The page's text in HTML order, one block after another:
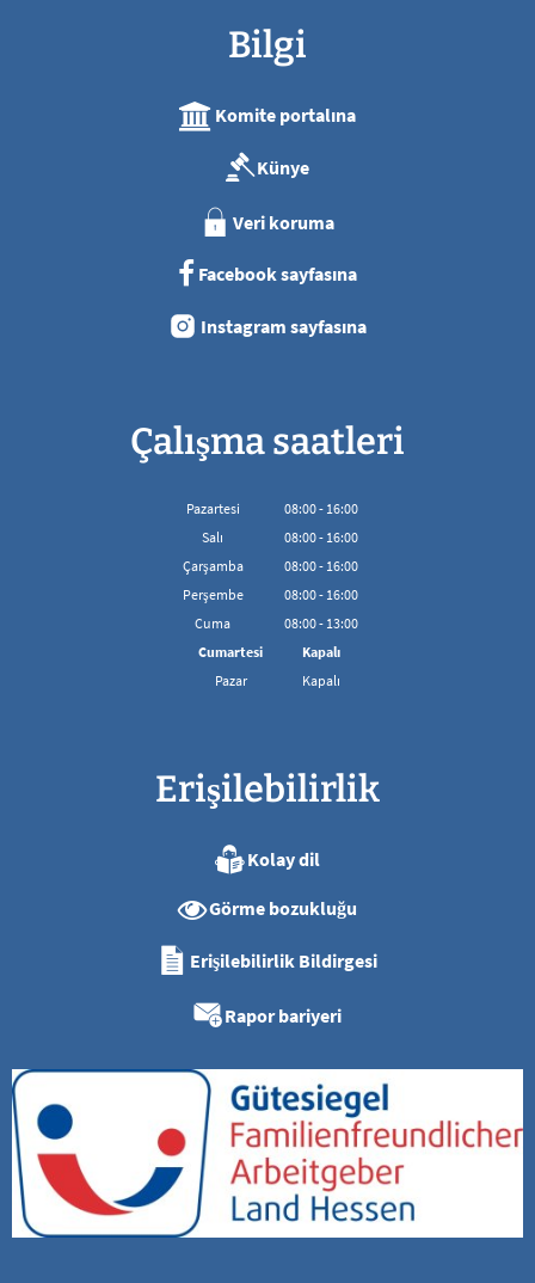
Bilgi
Komite portalına
Künye
Veri koruma
Facebook sayfasına
Instagram sayfasına
Çalışma saatleri
Pazartesi 08:00- 16:00
08:00'den 16:00'ya kadar
Salı 08:00- 16:00
08:00'den 16:00'ya kadar
Çarşamba 08:00- 16:00
08:00'den 16:00'ya kadar
Perşembe 08:00- 16:00
08:00'den 16:00'ya kadar
Cuma 08:00- 13:00
08:00 - 13:00 arası
Cumartesi
Kapalı
Pazar
Kapalı
Erişilebilirlik
Kolay dil
Görme bozukluğu
Erişilebilirlik Bildirgesi
Rapor bariyeri